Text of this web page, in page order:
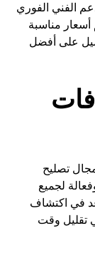
الفني الفوري
مناسبة
على أفضل
تصليح
لجميع
في اكتشاف
تقليل وقت